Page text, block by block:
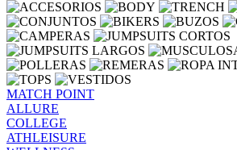
MATCH POINT
ALLURE
COLLEGE
ATHLEISURE